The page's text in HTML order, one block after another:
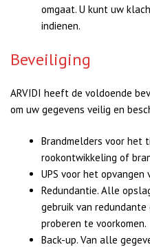
omgaat. U kunt uw
indienen.
Beveiliging
ARVIDI heeft de voldoende
om uw gegevens veilig en
Brandmelders voor het
rookontwikkeling of
UPS voor het
Redundantie. Alle
gebruik van
proberen te voorkomen.
Back-up. Van alle